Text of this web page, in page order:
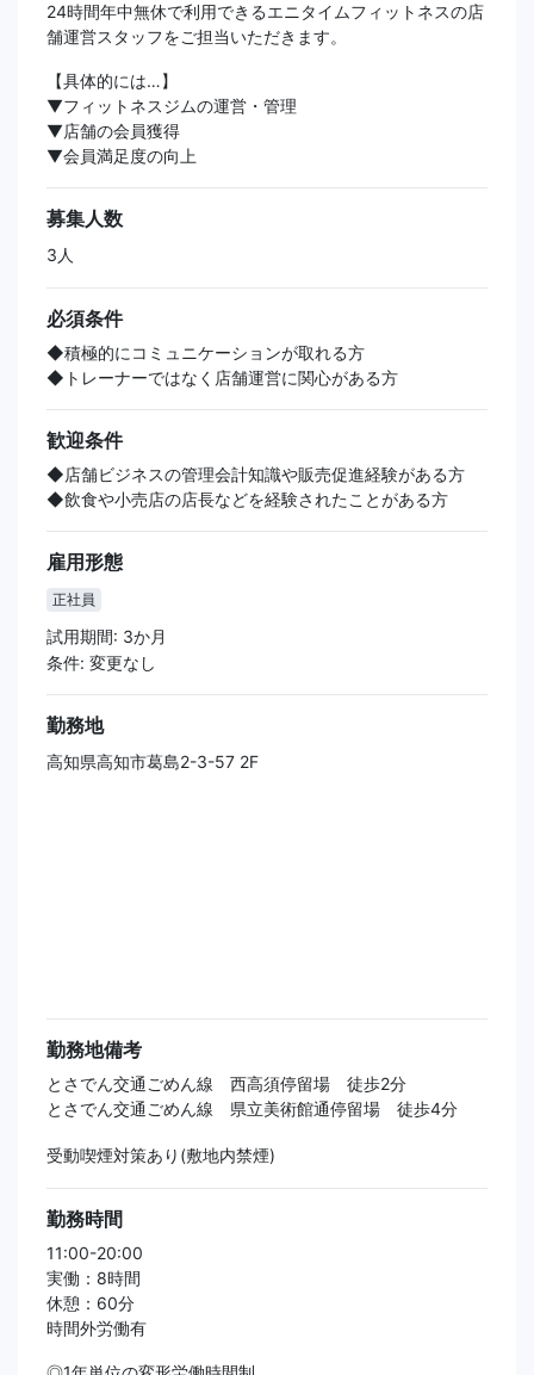
24時間年中無休で利用できるエニタイムフィットネスの店
舗運営スタッフをご担当いただきます。
【具体的には…】
▼フィットネスジムの運営・管理
▼店舗の会員獲得
▼会員満足度の向上
募集人数
3人
必須条件
◆積極的にコミュニケーションが取れる方
◆トレーナーではなく店舗運営に関心がある方
歓迎条件
◆店舗ビジネスの管理会計知識や販売促進経験がある方
◆飲食や小売店の店長などを経験されたことがある方
雇用形態
正社員
試用期間: 3か月
条件: 変更なし
勤務地
高知県高知市葛島2-3-57 2F
勤務地備考
とさでん交通ごめん線 西高須停留場 徒歩2分
とさでん交通ごめん線 県立美術館通停留場 徒歩4分
受動喫煙対策あり(敷地内禁煙)
勤務時間
11:00-20:00
実働：8時間
休憩：60分
時間外労働有